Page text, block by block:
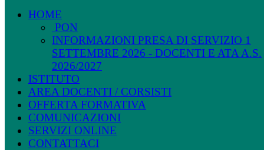
HOME
PON
INFORMAZIONI PRESA DI SERVIZIO 1
SETTEMBRE 2026 - DOCENTI E ATA A.S.
2026/2027
ISTITUTO
AREA DOCENTI / CORSISTI
OFFERTA FORMATIVA
COMUNICAZIONI
SERVIZI ONLINE
CONTATTACI